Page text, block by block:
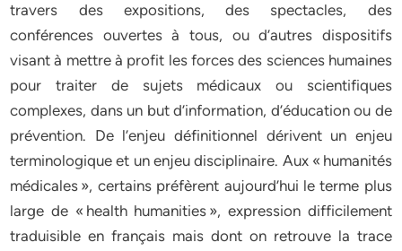
travers des expositions, des spectacles, des
conférences ouvertes à tous, ou d’autres dispositifs
visant à mettre à profit les forces des sciences humaines
pour traiter de sujets médicaux ou scientifiques
complexes, dans un but d’information, d’éducation ou de
prévention. De l’enjeu définitionnel dérivent un enjeu
terminologique et un enjeu disciplinaire. Aux « humanités
médicales », certains préfèrent aujourd’hui le terme plus
large de « health humanities », expression difficilement
traduisible en français mais dont on retrouve la trace